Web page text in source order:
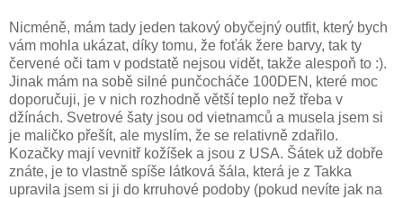
Nicméně, mám tady jeden takový obyčejný outfit, který bych
vám mohla ukázat, díky tomu, že foťák žere barvy, tak ty
červené oči tam v podstatě nejsou vidět, takže alespoň to :).
Jinak mám na sobě silné punčocháče 100DEN, které moc
doporučuji, je v nich rozhodně větší teplo než třeba v
džínách. Svetrové šaty jsou od vietnamců a musela jsem si
je maličko přešít, ale myslím, že se relativně zdařilo.
Kozačky mají vevnitř kožíšek a jsou z USA. Šátek už dobře
znáte, je to vlastně spíše látková šála, která je z Takka
upravila jsem si ji do krruhové podoby (pokud nevíte jak na